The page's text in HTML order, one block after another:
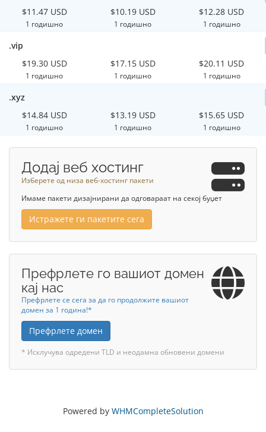
$11.47 USD
1 годишно
$10.19 USD
1 годишно
$12.28 USD
1 годишно
.vip
$19.30 USD
1 годишно
$17.15 USD
1 годишно
$20.11 USD
1 годишно
.xyz
$14.84 USD
1 годишно
$13.19 USD
1 годишно
$15.65 USD
1 годишно
Додај веб хостинг
Изберете од низа веб-хостинг пакети
Имаме пакети дизајнирани да одговараат на секој буџет
Истражете ги пакетите сега
Префрлете го вашиот домен
кај нас
Префрлете се сега за да го продолжите вашиот
домен за 1 година!*
Префрлете домен
* Исклучува одредени TLD и неодамна обновени домени
Powered by WHMCompleteSolution